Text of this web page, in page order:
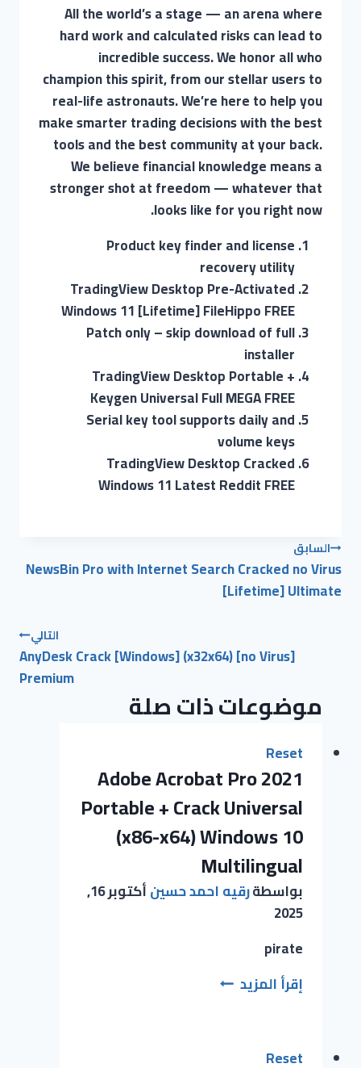
All the world’s a stage — an arena where
hard work and calculated risks can lead to
incredible success. We honor all who
champion this spirit, from our stellar users to
real-life astronauts. We’re here to help you
make smarter trading decisions with the best
tools and the best community at your back.
We believe financial knowledge means a
stronger shot at freedom — whatever that
looks like for you right now.
Product key finder and license
recovery utility
TradingView Desktop Pre-Activated
Windows 11 [Lifetime] FileHippo FREE
Patch only – skip download of full
installer
TradingView Desktop Portable +
Keygen Universal Full MEGA FREE
Serial key tool supports daily and
volume keys
TradingView Desktop Cracked
Windows 11 Latest Reddit FREE
السابق
NewsBin Pro with Internet Search Cracked no Virus
[Lifetime] Ultimate
التالي
AnyDesk Crack [Windows] (x32x64) [no Virus]
Premium
موضوعات ذات صلة
Reset
Adobe Acrobat Pro 2021
Portable + Crack Universal
(x86-x64) Windows 10
Multilingual
بواسطةرقيه احمد حسين
أكتوبر 16,
2025
pirate
إقرأ المزيد
Reset